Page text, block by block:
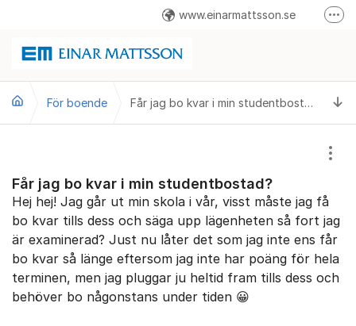
www.einarmattsson.se
Felanmälan
För boende Får jag bo kvar i min studentbostad?
Får jag bo kvar i min studentbostad?
Hej hej! Jag går ut min skola i vår, visst måste jag få
bo kvar tills dess och säga upp lägenheten så fort jag
är examinerad? Just nu låter det som jag inte ens får
bo kvar så länge eftersom jag inte har poäng för hela
terminen, men jag pluggar ju heltid fram tills dess och
behöver bo någonstans under tiden 😀